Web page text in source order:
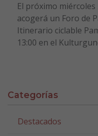
El próximo
acogerá un Foro de
Itinerario ciclable
13:00 en el
Categorías
Destacados